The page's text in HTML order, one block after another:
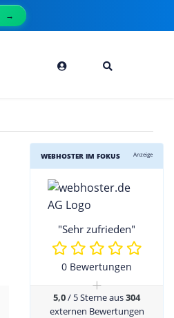
WEBHOSTER IM FOKUS Anzeige
"Sehr zufrieden"
0 Bewertungen
+
5,0/ 5 Sterne aus304
externen Bewertungen